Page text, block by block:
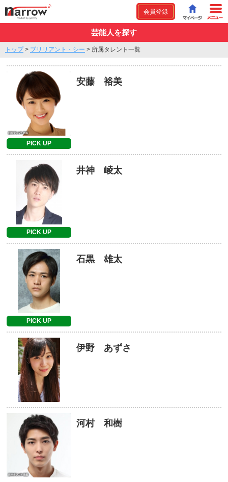
会員登録
芸能人を探す
トップ> ブリリアント・シー > 所属タレント一覧
PICK UP
安藤 裕美
PICK UP
井神 崚太
PICK UP
石黒 雄太
伊野 あずさ
河村 和樹